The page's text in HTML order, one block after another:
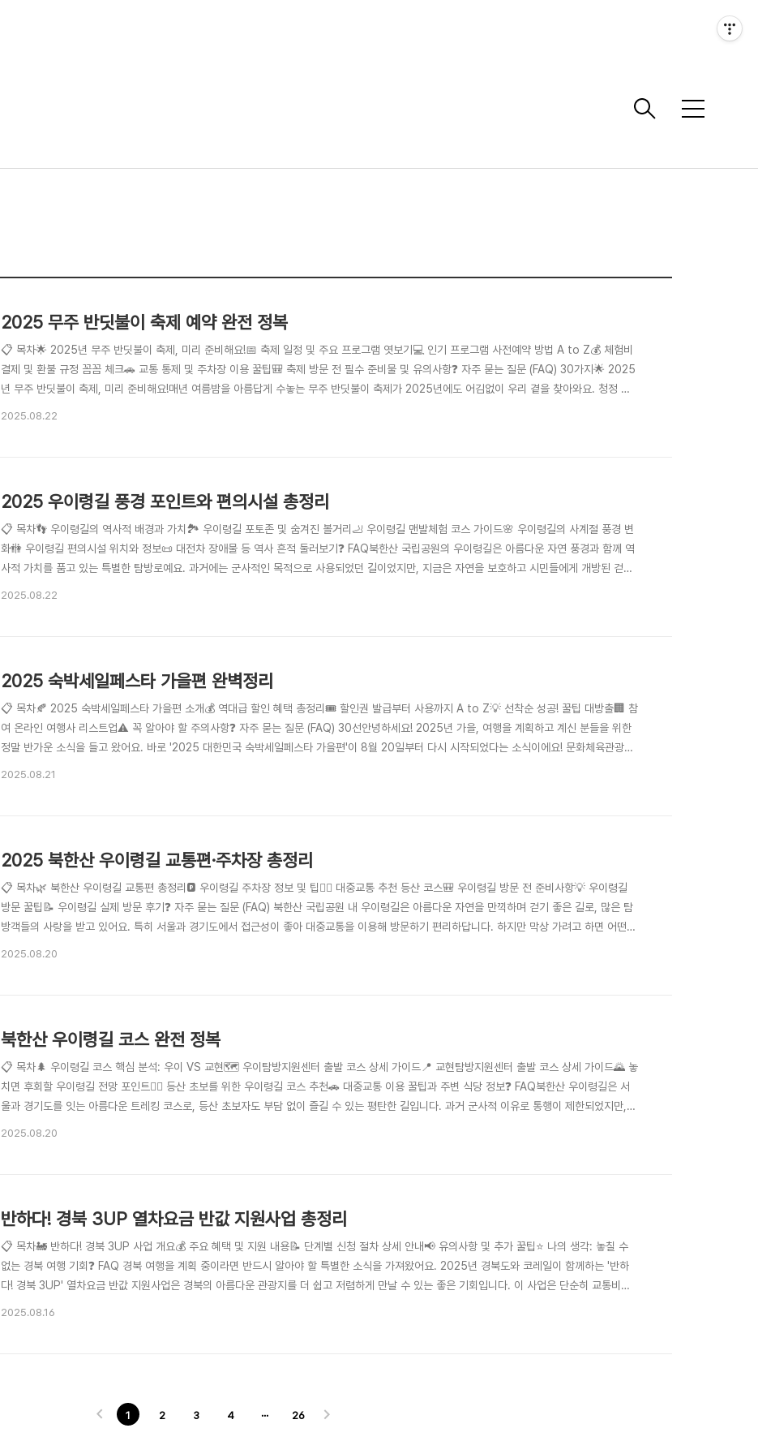
메
2025 무주 반딧불이 축제 예약 완전 정복
📋 목차🌟 2025년 무주 반딧불이 축제, 미리 준비해요!📅 축제 일정 및 주요 프로그램 엿보기💻 인기 프로그램 사전예약 방법 A to Z💰 체험비
결제 및 환불 규정 꼼꼼 체크🚗 교통 통제 및 주차장 이용 꿀팁🎒 축제 방문 전 필수 준비물 및 유의사항❓ 자주 묻는 질문 (FAQ) 30가지🌟 2025
년 무주 반딧불이 축제, 미리 준비해요!매년 여름밤을 아름답게 수놓는 무주 반딧불이 축제가 2025년에도 어김없이 우리 곁을 찾아와요. 청정 자
2025.08.22
2025 우이령길 풍경 포인트와 편의시설 총정리
📋 목차👣 우이령길의 역사적 배경과 가치🏞️ 우이령길 포토존 및 숨겨진 볼거리🦶 우이령길 맨발체험 코스 가이드🌸 우이령길의 사계절 풍경 변
화🚻 우이령길 편의시설 위치와 정보📜 대전차 장애물 등 역사 흔적 둘러보기❓ FAQ북한산 국립공원의 우이령길은 아름다운 자연 풍경과 함께 역
사적 가치를 품고 있는 특별한 탐방로예요. 과거에는 군사적인 목적으로 사용되었던 길이었지만, 지금은 자연을 보호하고 시민들에게 개방된 걷기
2025.08.22
2025 숙박세일페스타 가을편 완벽정리
📋 목차🍂 2025 숙박세일페스타 가을편 소개💰 역대급 할인 혜택 총정리🎟️ 할인권 발급부터 사용까지 A to Z💡 선착순 성공! 꿀팁 대방출🏢 참
여 온라인 여행사 리스트업⚠️ 꼭 알아야 할 주의사항❓ 자주 묻는 질문 (FAQ) 30선안녕하세요! 2025년 가을, 여행을 계획하고 계신 분들을 위한
정말 반가운 소식을 들고 왔어요. 바로 '2025 대한민국 숙박세일페스타 가을편'이 8월 20일부터 다시 시작되었다는 소식이에요! 문화체육관광부
2025.08.21
2025 북한산 우이령길 교통편·주차장 총정리
📋 목차🌿 북한산 우이령길 교통편 총정리🅿️ 우이령길 주차장 정보 및 팁🚶‍♂️ 대중교통 추천 등산 코스🎒 우이령길 방문 전 준비사항💡 우이령길
방문 꿀팁📝 우이령길 실제 방문 후기❓ 자주 묻는 질문 (FAQ) 북한산 국립공원 내 우이령길은 아름다운 자연을 만끽하며 걷기 좋은 길로, 많은 탐
방객들의 사랑을 받고 있어요. 특히 서울과 경기도에서 접근성이 좋아 대중교통을 이용해 방문하기 편리하답니다. 하지만 막상 가려고 하면 어떤
2025.08.20
북한산 우이령길 코스 완전 정복
📋 목차🌲 우이령길 코스 핵심 분석: 우이 VS 교현🗺️ 우이탐방지원센터 출발 코스 상세 가이드📍 교현탐방지원센터 출발 코스 상세 가이드🌄 놓
치면 후회할 우이령길 전망 포인트🚶‍♀️ 등산 초보를 위한 우이령길 코스 추천🚗 대중교통 이용 꿀팁과 주변 식당 정보❓ FAQ북한산 우이령길은 서
울과 경기도를 잇는 아름다운 트레킹 코스로, 등산 초보자도 부담 없이 즐길 수 있는 평탄한 길입니다. 과거 군사적 이유로 통행이 제한되었지만,
2025.08.20
반하다! 경북 3UP 열차요금 반값 지원사업 총정리
📋 목차🚂 반하다! 경북 3UP 사업 개요💰 주요 혜택 및 지원 내용📝 단계별 신청 절차 상세 안내📢 유의사항 및 추가 꿀팁⭐ 나의 생각: 놓칠 수
없는 경북 여행 기회❓ FAQ 경북 여행을 계획 중이라면 반드시 알아야 할 특별한 소식을 가져왔어요. 2025년 경북도와 코레일이 함께하는 '반하
다! 경북 3UP' 열차요금 반값 지원사업은 경북의 아름다운 관광지를 더 쉽고 저렴하게 만날 수 있는 좋은 기회입니다. 이 사업은 단순히 교통비를
2025.08.16
1 2 3 4 ··· 26